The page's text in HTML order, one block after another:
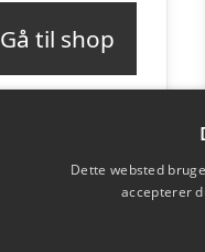
Gå til shop
Dette websted
accepterer